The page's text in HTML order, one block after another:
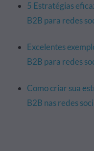
5 Estratégias
B2B para redes
Excelentes
B2B para redes
Como criar sua
B2B nas redes